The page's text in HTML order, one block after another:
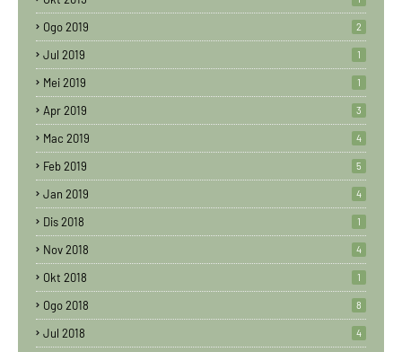
Ogo 2019 2
Jul 2019 1
Mei 2019 1
Apr 2019 3
Mac 2019 4
Feb 2019 5
Jan 2019 4
Dis 2018 1
Nov 2018 4
Okt 2018 1
Ogo 2018 8
Jul 2018 4